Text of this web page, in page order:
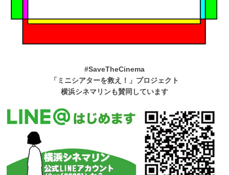
#SaveTheCinema
「ミニシアターを救え！」プロジェクト
横浜シネマリンも賛同しています